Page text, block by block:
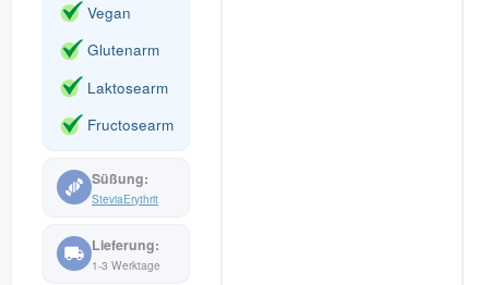
Vegan
Glutenarm
Laktosearm
Fructosearm
SteviaErythrit
1-3 Werktage